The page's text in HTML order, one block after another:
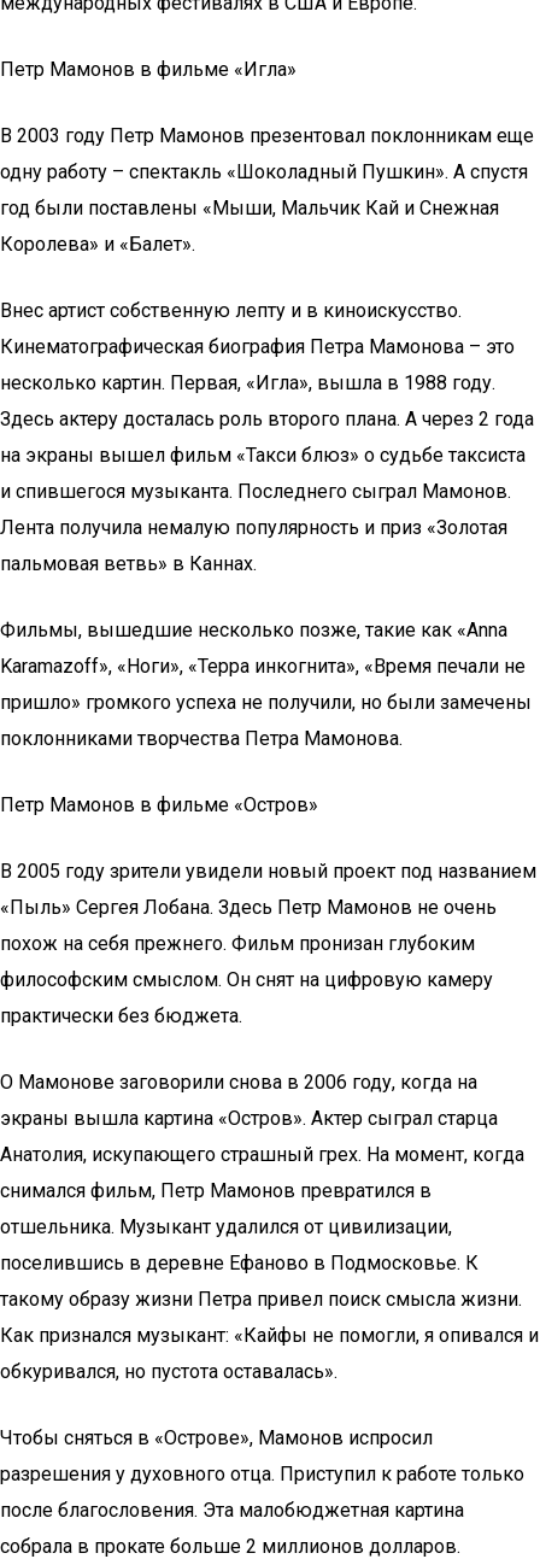
Петр Мамонов в фильме «Игла»
В 2003 году Петр Мамонов презентовал поклонникам еще
одну работу – спектакль «Шоколадный Пушкин». А спустя
год были поставлены «Мыши, Мальчик Кай и Снежная
Королева» и «Балет».
Внес артист собственную лепту и в киноискусство.
Кинематографическая биография Петра Мамонова – это
несколько картин. Первая, «Игла», вышла в 1988 году.
Здесь актеру досталась роль второго плана. А через 2 года
на экраны вышел фильм «Такси блюз» о судьбе таксиста
и спившегося музыканта. Последнего сыграл Мамонов.
Лента получила немалую популярность и приз «Золотая
пальмовая ветвь» в Каннах.
Фильмы, вышедшие несколько позже, такие как «Аnna
Karamazoff», «Ноги», «Терра инкогнита», «Время печали не
пришло» громкого успеха не получили, но были замечены
поклонниками творчества Петра Мамонова.
Петр Мамонов в фильме «Остров»
В 2005 году зрители увидели новый проект под названием
«Пыль» Сергея Лобана. Здесь Петр Мамонов не очень
похож на себя прежнего. Фильм пронизан глубоким
философским смыслом. Он снят на цифровую камеру
практически без бюджета.
О Мамонове заговорили снова в 2006 году, когда на
экраны вышла картина «Остров». Актер сыграл старца
Анатолия, искупающего страшный грех. На момент, когда
снимался фильм, Петр Мамонов превратился в
отшельника. Музыкант удалился от цивилизации,
поселившись в деревне Ефаново в Подмосковье. К
такому образу жизни Петра привел поиск смысла жизни.
Как признался музыкант: «Кайфы не помогли, я опивался и
обкуривался, но пустота оставалась».
Чтобы сняться в «Острове», Мамонов испросил
разрешения у духовного отца. Приступил к работе только
после благословения. Эта малобюджетная картина
собрала в прокате больше 2 миллионов долларов.